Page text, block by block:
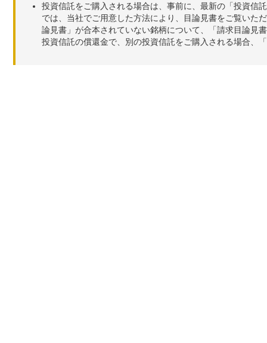
投資信託をご購入される場合は、事前に、最新の「投資信
では、当社でご用意した方法により、目論見書をご覧いた
論見書」が合本されていない銘柄について、「請求目論見
投資信託の償還金で、別の投資信託をご購入される場合、